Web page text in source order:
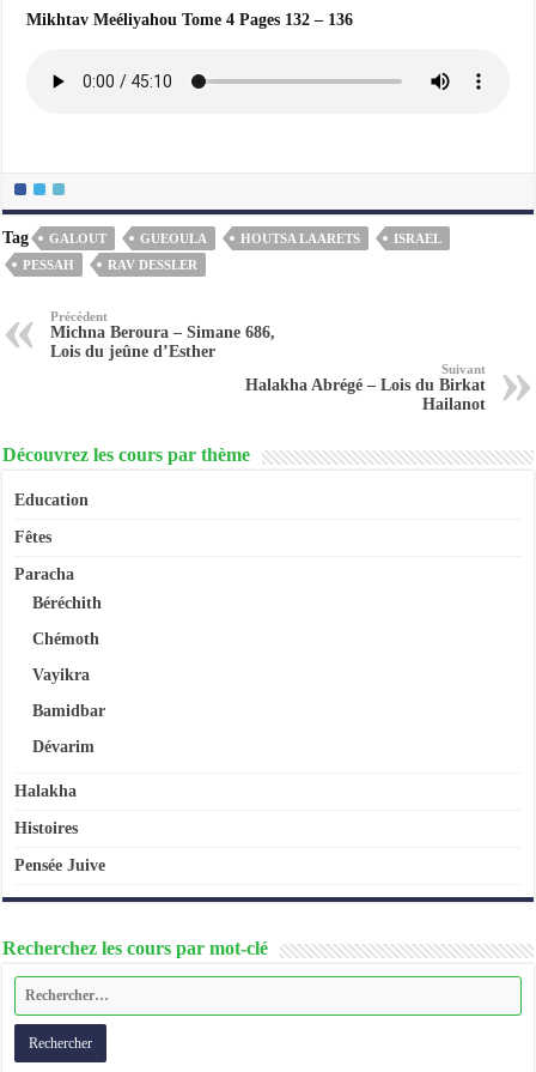
Mikhtav Meéliyahou Tome 4 Pages 132 – 136
Tag GALOUT GUEOULA HOUTSA LAARETS
ISRAEL
PESSAH
RAV DESSLER
Précédent
Michna Beroura – Simane 686,
Lois du jeûne d’Esther
Suivant
Halakha Abrégé – Lois du Birkat
Hailanot
Découvrez les cours par thème
Education
Fêtes
Paracha
Béréchith
Chémoth
Vayikra
Bamidbar
Dévarim
Halakha
Histoires
Pensée Juive
Recherchez les cours par mot-clé